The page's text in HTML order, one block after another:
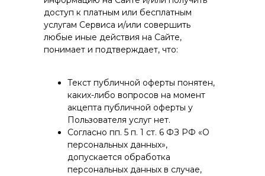
доступ к платным или бесплатным
услугам Сервиса и/или совершить
любые иные действия на Сайте,
понимает и подтверждает, что:
Текст публичной оферты понятен,
каких-либо вопросов на момент
акцепта публичной оферты у
Пользователя услуг нет.
Согласно пп. 5 п. 1 ст. 6 ФЗ РФ «О
персональных данных»,
допускается обработка
персональных данных в случае,